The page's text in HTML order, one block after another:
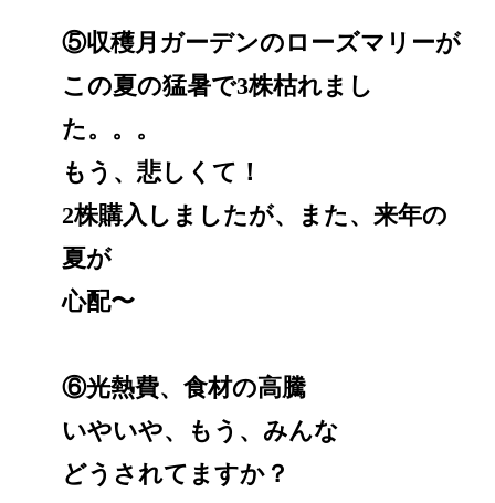
⑤収穫月ガーデンのローズマリーが
この夏の猛暑で3株枯れまし
た。。。
もう、悲しくて！
2株購入しましたが、また、来年の
夏が
心配〜
⑥光熱費、食材の高騰
いやいや、もう、みんな
どうされてますか？